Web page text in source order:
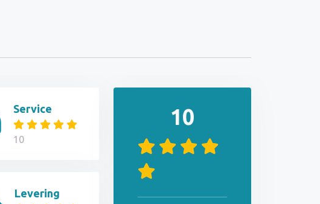
Service
10
Levering
10